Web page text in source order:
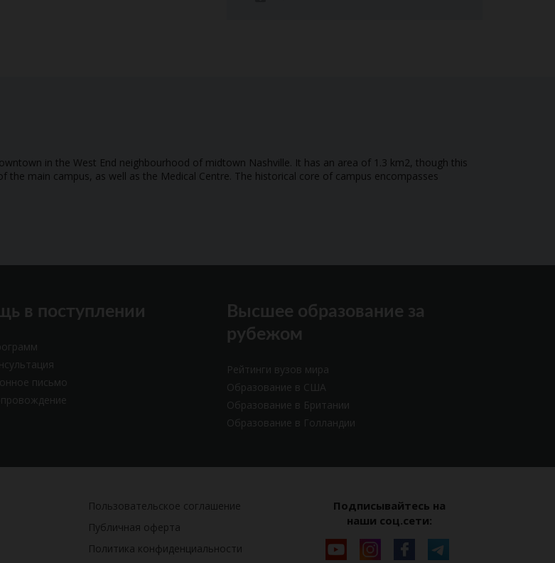
in the West End neighbourhood of midtown Nashville. It has an area of 1.3 km2, though this
main campus, as well as the Medical Centre. The historical core of campus encompasses
в поступлении
письмо
Высшее образование за
рубежом
Рейтинги вузов мира
Образование в США
Образование в Британии
Образование в Голландии
Пользовательское соглашение
Публичная оферта
Политика конфиденциальности
Подписывайтесь на
наши соц.сети: